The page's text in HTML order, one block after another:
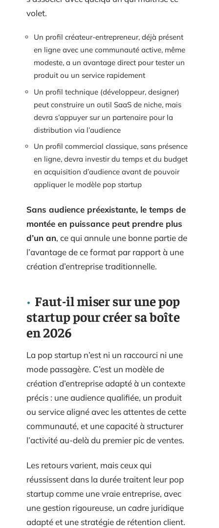
volet.
Un profil créateur-entrepreneur, déjà présent
en ligne avec une communauté active, même
modeste, a un avantage direct pour tester un
produit ou un service rapidement
Un profil technique (développeur, designer)
peut construire un outil SaaS de niche, mais
devra s’appuyer sur un partenaire pour la
distribution via l’audience
Un profil commercial classique, sans présence
en ligne, devra investir du temps et du budget
en acquisition d’audience avant de pouvoir
appliquer le modèle pop startup
Sans audience préexistante, le temps de
montée en puissance peut prendre plus
d’un an, ce qui annule une bonne partie de
l’avantage de ce format par rapport à une
création d’entreprise traditionnelle.
Faut-il miser sur une pop
startup pour créer sa boîte
en 2026
La pop startup n’est ni un raccourci ni une
mode passagère. C’est un modèle de
création d’entreprise adapté à un contexte
précis : une audience qualifiée, un produit
ou service aligné avec les attentes de cette
communauté, et une capacité à structurer
l’activité au-delà du premier pic de ventes.
Les retours varient, mais ceux qui
réussissent dans la durée traitent leur pop
startup comme une vraie entreprise, avec
une gestion rigoureuse, un cadre juridique
adapté et une stratégie de rétention client.